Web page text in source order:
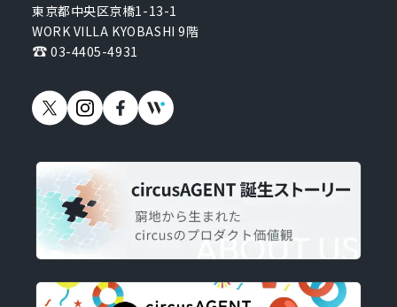
東京都中央区京橋1-13-1
WORK VILLA KYOBASHI 9階
03-4405-4931